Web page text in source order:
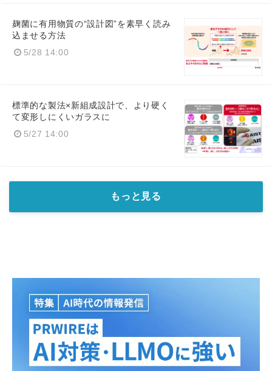
麹菌に有用物質の“設計図”を素早く読み
込ませる方法
5/28 14:00
標準的な製法×新組成設計で、より硬く
て変形しにくいガラスに
5/27 14:00
もっと見る
Japanese